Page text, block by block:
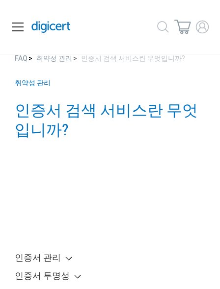
FAQ 취약성 관리 인증서 검색 서비스란 무엇입니까?
취약성 관리
인증서 검색 서비스란 무엇
입니까?
인증서 관리
인증서 투명성